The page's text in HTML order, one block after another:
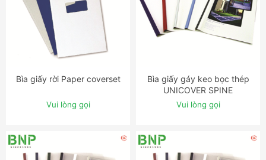
ĐẶT NGAY
Bìa giấy rời Paper coverset
Vui lòng gọi
ĐẶT NGAY
Bìa giấy gáy keo bọc thép
UNICOVER SPINE
Vui lòng gọi